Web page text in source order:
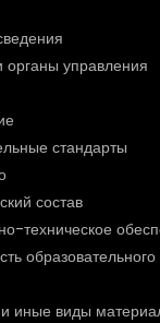
органы управления
стандарты
состав
техническое
иные виды